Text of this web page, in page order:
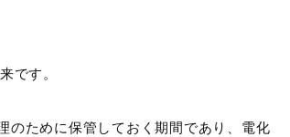
です。
のために保管しておく期間であり、電化